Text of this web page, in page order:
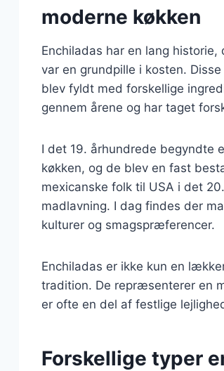
moderne køkken
Enchiladas har en lang
var en grundpille i kosten.
blev fyldt med forskellige
gennem årene og har taget
I det 19. århundrede begyndte
køkken, og de blev en fast
mexicanske folk til USA i det
madlavning. I dag findes der
kulturer og smagspræferencer.
Enchiladas er ikke kun en
tradition. De repræsenterer en
er ofte en del af festlige
Forskellige typer